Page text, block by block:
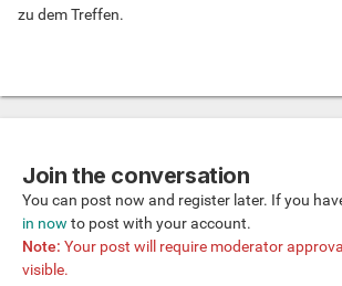
zu dem Treffen.
Join the conversation
You can post now and register later. If you
in now to post with your account.
Note: Your post will require moderator
visible.